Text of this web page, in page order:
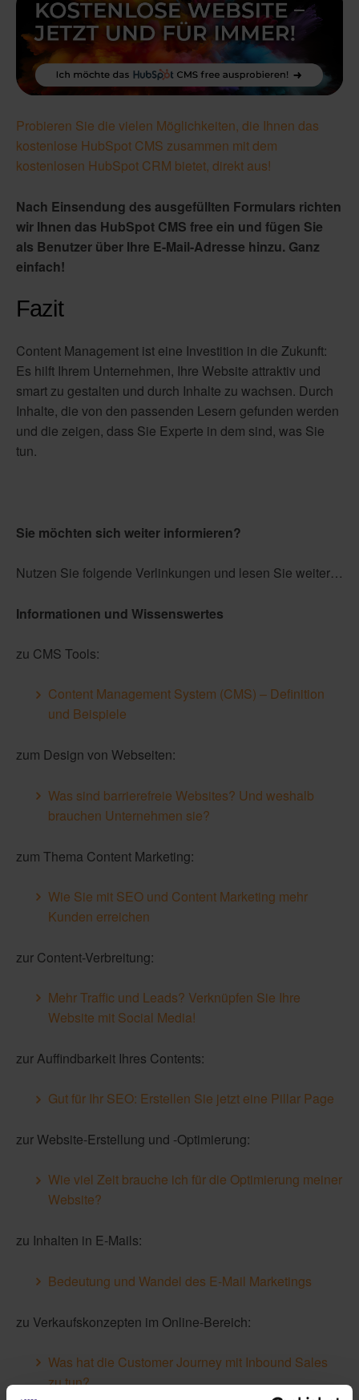
Probieren Sie die vielen Möglichkeiten, die Ihnen das
kostenlose HubSpot CMS zusammen mit dem
kostenlosen HubSpot CRM bietet, direkt aus!
Nach Einsendung des ausgefüllten Formulars richten
wir Ihnen das HubSpot CMS free ein und fügen Sie
als Benutzer über Ihre E-Mail-Adresse hinzu. Ganz
einfach!
Fazit
Content Management ist eine Investition in die Zukunft:
Es hilft Ihrem Unternehmen, Ihre Website attraktiv und
smart zu gestalten und durch Inhalte zu wachsen. Durch
Inhalte, die von den passenden Lesern gefunden werden
und die zeigen, dass Sie Experte in dem sind, was Sie
tun.
Sie möchten sich weiter informieren?
Nutzen Sie folgende Verlinkungen und lesen Sie weiter…
Informationen und Wissenswertes
zu CMS Tools:
Content Management System (CMS) – Definition
und Beispiele
zum Design von Webseiten:
Was sind barrierefreie Websites? Und weshalb
brauchen Unternehmen sie?
zum Thema Content Marketing:
Wie Sie mit SEO und Content Marketing mehr
Kunden erreichen
zur Content-Verbreitung:
Mehr Traffic und Leads? Verknüpfen Sie Ihre
Website mit Social Media!
zur Auffindbarkeit Ihres Contents:
Gut für Ihr SEO: Erstellen Sie jetzt eine Pillar Page
zur Website-Erstellung und -Optimierung:
Wie viel Zeit brauche ich für die Optimierung meiner
Website?
zu Inhalten in E-Mails:
Bedeutung und Wandel des E-Mail Marketings
zu Verkaufskonzepten im Online-Bereich:
Was hat die Customer Journey mit Inbound Sales
zu tun?